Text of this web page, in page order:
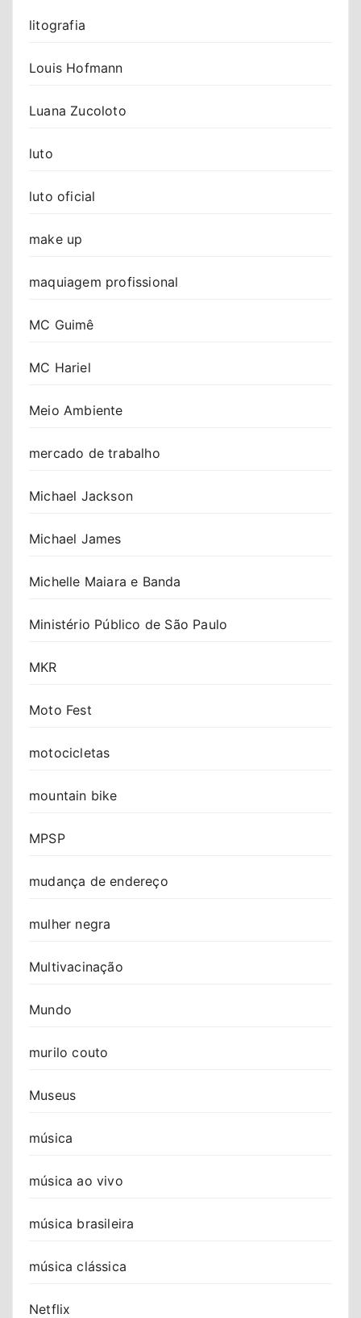
litografia
Louis Hofmann
Luana Zucoloto
luto
luto oficial
make up
maquiagem profissional
MC Guimê
MC Hariel
Meio Ambiente
mercado de trabalho
Michael Jackson
Michael James
Michelle Maiara e Banda
Ministério Público de São Paulo
MKR
Moto Fest
motocicletas
mountain bike
MPSP
mudança de endereço
mulher negra
Multivacinação
Mundo
murilo couto
Museus
música
música ao vivo
música brasileira
música clássica
Netflix